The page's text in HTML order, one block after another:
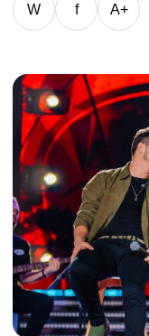
W f A+